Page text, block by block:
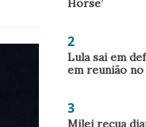
Horse’
2
Lula sai em
em reunião
3
Milei recua